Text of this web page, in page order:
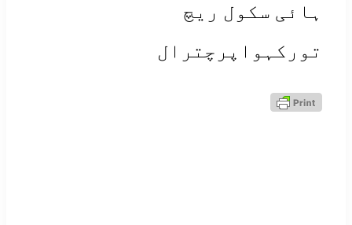
سکول ریچ